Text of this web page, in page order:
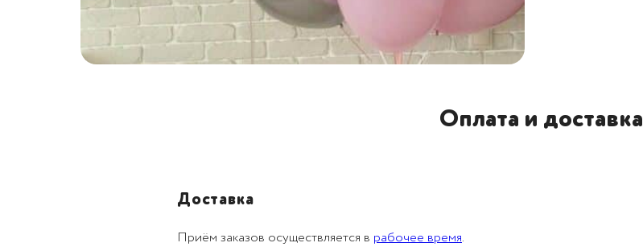
Оплата и доставка
Доставка
Приём заказов осуществляется в рабочее время.